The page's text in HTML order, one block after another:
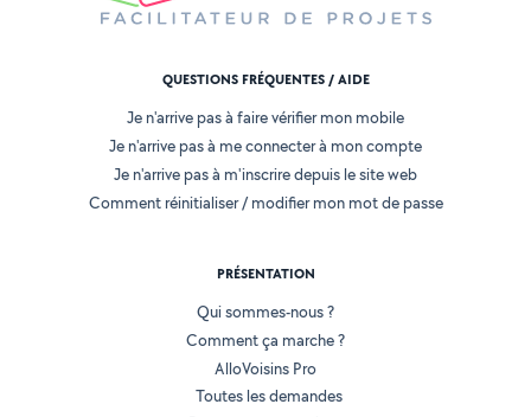
QUESTIONS FRÉQUENTES / AIDE
Je n'arrive pas à faire vérifier mon mobile
Je n'arrive pas à me connecter à mon compte
Je n'arrive pas à m'inscrire depuis le site web
Comment réinitialiser / modifier mon mot de passe
PRÉSENTATION
Qui sommes-nous ?
Comment ça marche ?
AlloVoisins Pro
Toutes les demandes